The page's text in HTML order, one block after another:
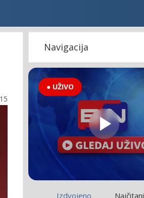
Navigacija
● UŽIVO
Izdvojeno